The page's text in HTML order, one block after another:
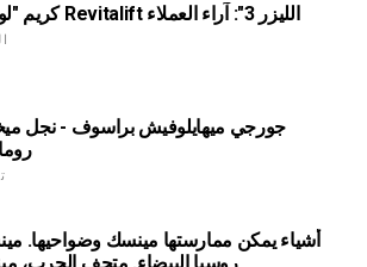
كريم "لوريال Revitalift الليزر 3": آراء العملاء
جورجي ميهايلوفيش براسوف - نجل
أشياء يمكن ممارستها مينسك وضواحيها.